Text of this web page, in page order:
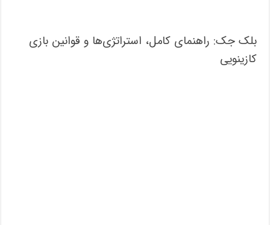
بلک جک: راهنمای کامل، استراتژی‌ها و قوانین بازی
کازینویی